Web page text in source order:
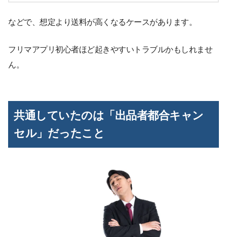
などで、想定より送料が高くなるケースがあります。
フリマアプリ初心者ほど起きやすいトラブルかもしれませ
ん。
共通していたのは「出品者都合キャン
セル」だったこと